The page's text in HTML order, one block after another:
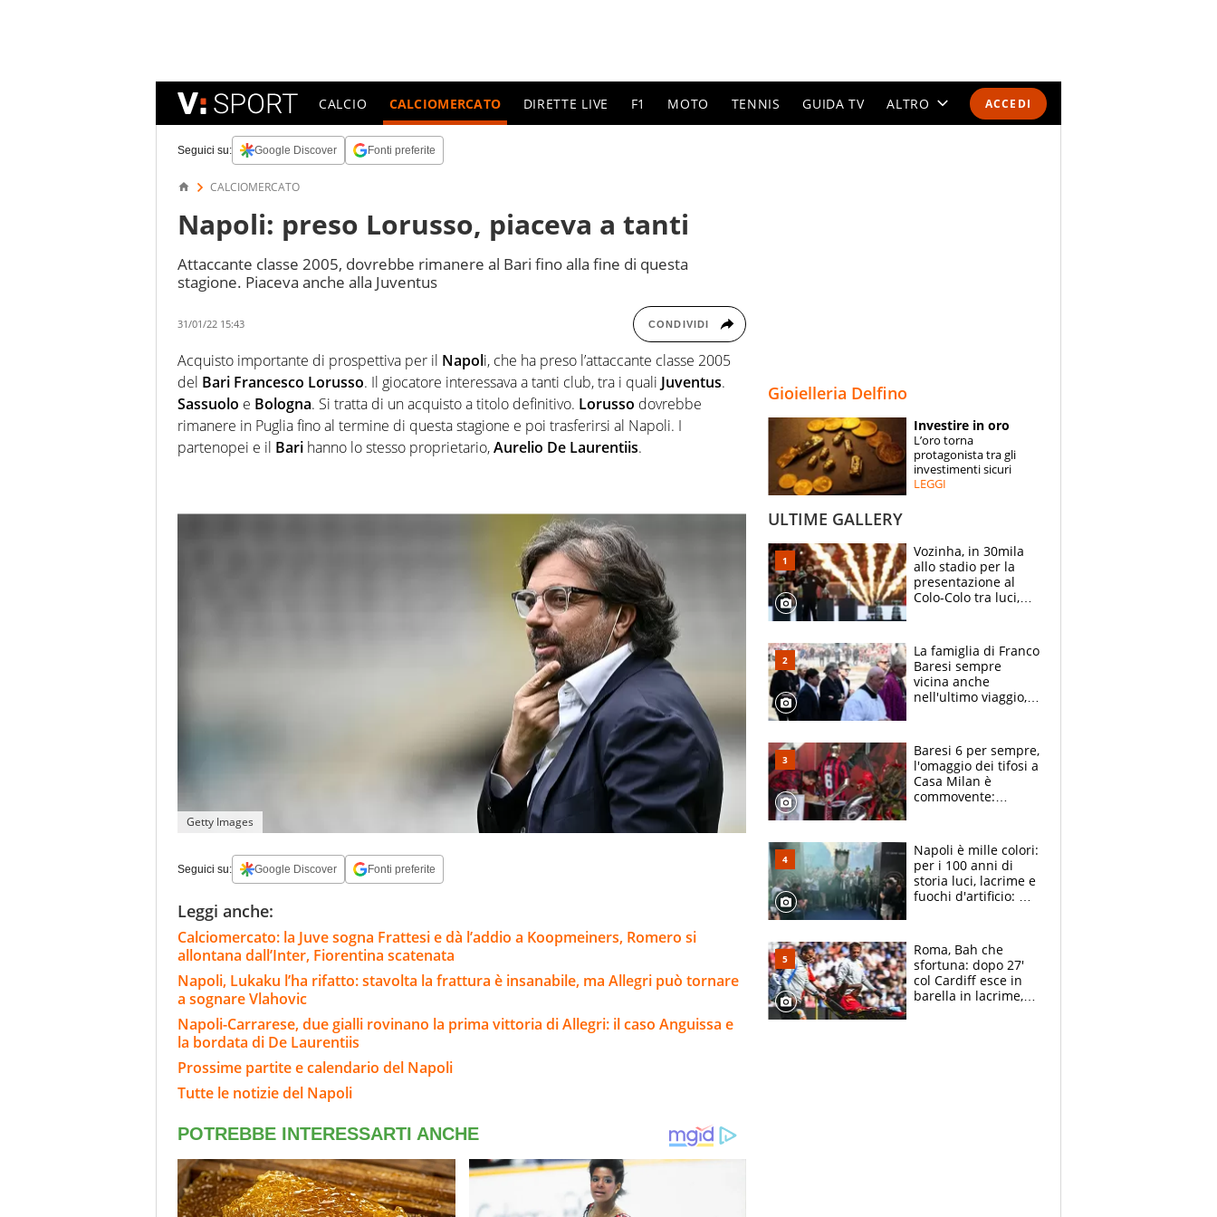
ACCEDI
CALCIO CALCIOMERCATO DIRETTE LIVE F1 MOTO TENNIS GUIDA TV ALTRO
SPECIALI
ESPERTI
Seguici su: Google Discover Fonti preferite
CALCIOMERCATO
Napoli: preso Lorusso, piaceva a tanti
Attaccante classe 2005, dovrebbe rimanere al Bari fino alla fine di questa
stagione. Piaceva anche alla Juventus
31/01/22 15:43 CONDIVIDI
Acquisto importante di prospettiva per il Napoli, che ha preso l’attaccante classe 2005
del Bari Francesco Lorusso. Il giocatore interessava a tanti club, tra i quali Juventus.
Sassuolo e Bologna. Si tratta di un acquisto a titolo definitivo. Lorusso dovrebbe
rimanere in Puglia fino al termine di questa stagione e poi trasferirsi al Napoli. I
partenopei e il Bari hanno lo stesso proprietario,Aurelio De Laurentiis.
Getty Images
Seguici su: Google Discover Fonti preferite
Leggi anche:
Calciomercato: la Juve sogna Frattesi e dà l’addio a Koopmeiners, Romero si
allontana dall’Inter, Fiorentina scatenata
Napoli, Lukaku l’ha rifatto: stavolta la frattura è insanabile, ma Allegri può tornare
a sognare Vlahovic
Napoli-Carrarese, due gialli rovinano la prima vittoria di Allegri: il caso Anguissa e
la bordata di De Laurentiis
Prossime partite e calendario del Napoli
Tutte le notizie del Napoli
Gioielleria Delfino
Investire in oro
L’oro torna
protagonista tra gli
investimenti sicuri
LEGGI
ULTIME GALLERY
Vozinha, in 30mila
allo stadio per la
presentazione al
Colo-Colo tra luci,
La famiglia di Franco
Baresi sempre
vicina anche
nell'ultimo viaggio,
circondati
dall'affetto dei tifosi
Baresi 6 per sempre,
l'omaggio dei tifosi a
Casa Milan è
commovente:
bigliettini
Napoli è mille colori:
per i 100 anni di
storia luci, lacrime e
fuochi d'artificio: De
Roma, Bah che
sfortuna: dopo 27'
col Cardiff esce in
barella in lacrime,